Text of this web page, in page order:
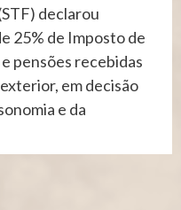
declarou
25% de Imposto de
pensões recebidas
em decisão
e da